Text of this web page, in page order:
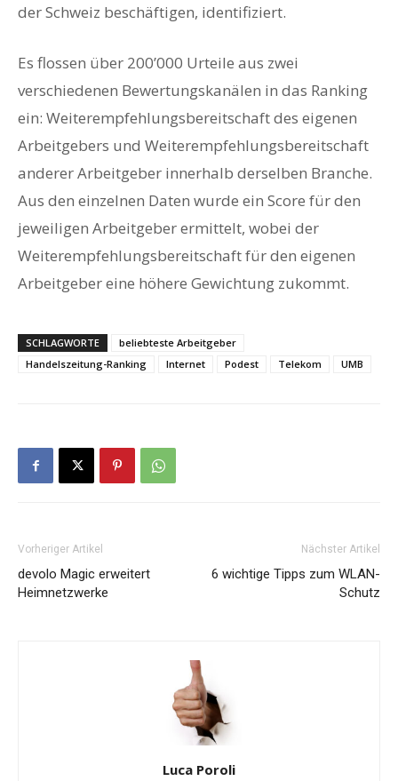
der Schweiz beschäftigen, identifiziert.
Es flossen über 200’000 Urteile aus zwei
verschiedenen Bewertungskanälen in das Ranking
ein: Weiterempfehlungsbereitschaft des eigenen
Arbeitgebers und Weiterempfehlungsbereitschaft
anderer Arbeitgeber innerhalb derselben Branche.
Aus den einzelnen Daten wurde ein Score für den
jeweiligen Arbeitgeber ermittelt, wobei der
Weiterempfehlungsbereitschaft für den eigenen
Arbeitgeber eine höhere Gewichtung zukommt.
SCHLAGWORTE
beliebteste Arbeitgeber
Handelszeitung-Ranking
Internet Podest Telekom UMB
Vorheriger Artikel
devolo Magic erweitert
Heimnetzwerke
Nächster Artikel
6 wichtige Tipps zum WLAN-
Schutz
Luca Poroli